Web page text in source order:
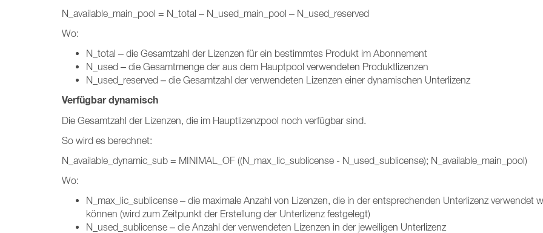
N_available_main_pool = N_total – N_used_main_pool – N_used_reserved
Wo:
N_total – die Gesamtzahl der Lizenzen für ein bestimmtes Produkt im Abonnement
N_used – die Gesamtmenge der aus dem Hauptpool verwendeten Produktlizenzen
N_used_reserved – die Gesamtzahl der verwendeten Lizenzen einer dynamischen Unterlizenz
Verfügbar dynamisch
Die Gesamtzahl der Lizenzen, die im Hauptlizenzpool noch verfügbar sind.
So wird es berechnet:
N_available_dynamic_sub = MINIMAL_OF ((N_max_lic_sublicense - N_used_sublicense); N_available_main_pool)
Wo:
N_max_lic_sublicense – die maximale Anzahl von Lizenzen, die in der entsprechenden Unterlizenz verwendet
können (wird zum Zeitpunkt der Erstellung der Unterlizenz festgelegt)
N_used_sublicense – die Anzahl der verwendeten Lizenzen in der jeweiligen Unterlizenz